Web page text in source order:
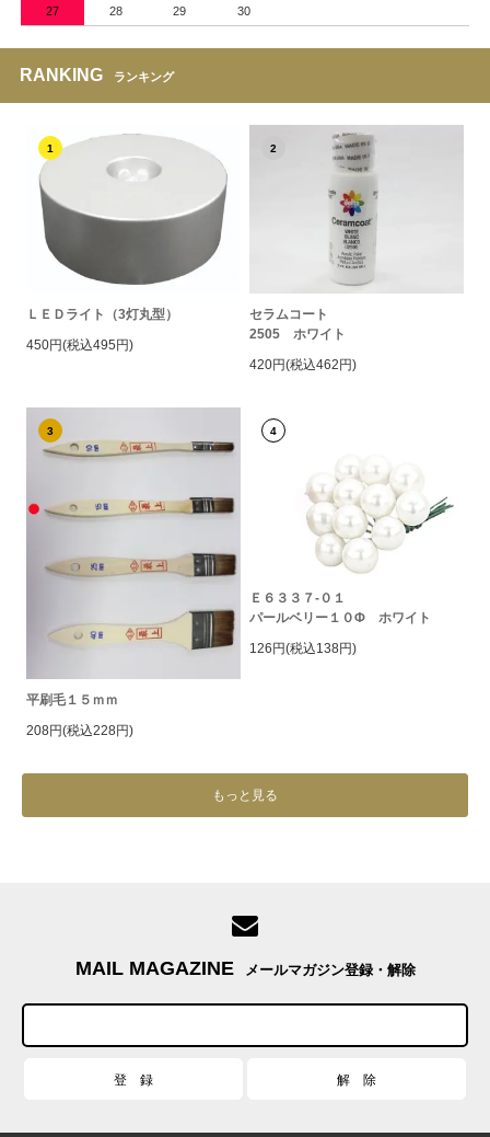
27 28 29 30
RANKING ランキング
1
ＬＥＤライト（3灯丸型）
450円(税込495円)
2
セラムコート
2505 ホワイト
420円(税込462円)
3
平刷毛１５ｍｍ
208円(税込228円)
4
Ｅ６３３７-０１
パールベリー１０Φ ホワイト
126円(税込138円)
もっと見る
MAIL MAGAZINE メールマガジン登録・解除